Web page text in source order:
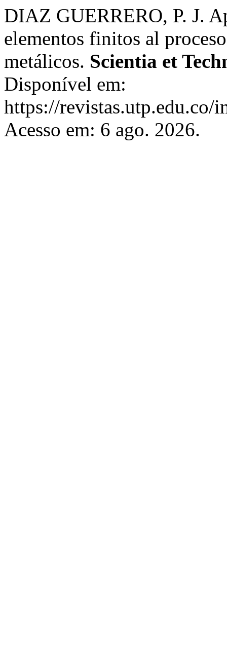
DIAZ GUERRERO, P. J.
elementos finitos al
metálicos. Scientia et
Disponível em:
https://revistas.utp.edu.co/
Acesso em: 6 ago. 2026.